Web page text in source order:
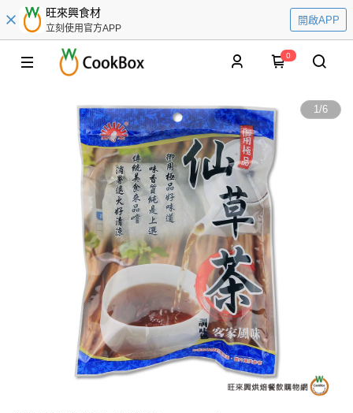
旺來興食材
立刻使用官方APP
開啟APP
0
1/6